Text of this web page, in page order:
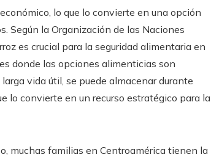
lo que lo convierte en una opción
Según la Organización de las Naciones
es crucial para la seguridad alimentaria en
donde las opciones alimenticias son
vida útil, se puede almacenar durante
lo convierte en un recurso estratégico para la
muchas familias en Centroamérica tienen la